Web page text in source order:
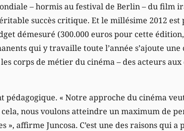
– hormis au festival de Berlin – du film
succès critique. Et le millésime 2012
démesuré (300.000 euros pour cette
qui y travaille toute l’année s’ajoute
corps de métier du cinéma – des acteurs
pédagogique. « Notre approche du cinéma
nous voulons atteindre un maximum de
», affirme Juncosa. C’est une des raisons qui a